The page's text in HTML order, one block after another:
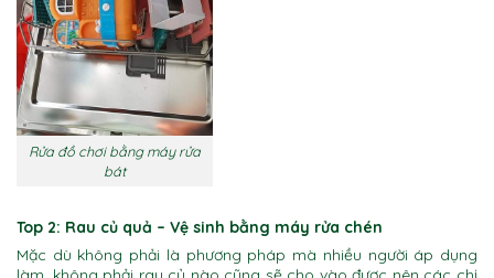
Rửa đồ chơi bằng máy rửa
bát
Top 2: Rau củ quả – Vệ sinh bằng máy rửa chén
Mặc dù không phải là phương pháp mà nhiều người áp dụng